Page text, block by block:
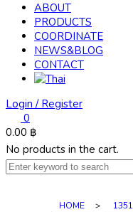
ABOUT
PRODUCTS
COORDINATE
NEWS&BLOG
CONTACT
Login / Register
0
0.00 ฿
No products in the cart.
HOME > 1351